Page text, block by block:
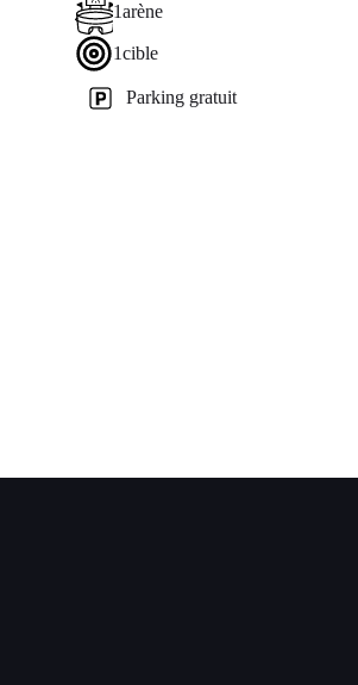
1arène
1cible
Parking gratuit